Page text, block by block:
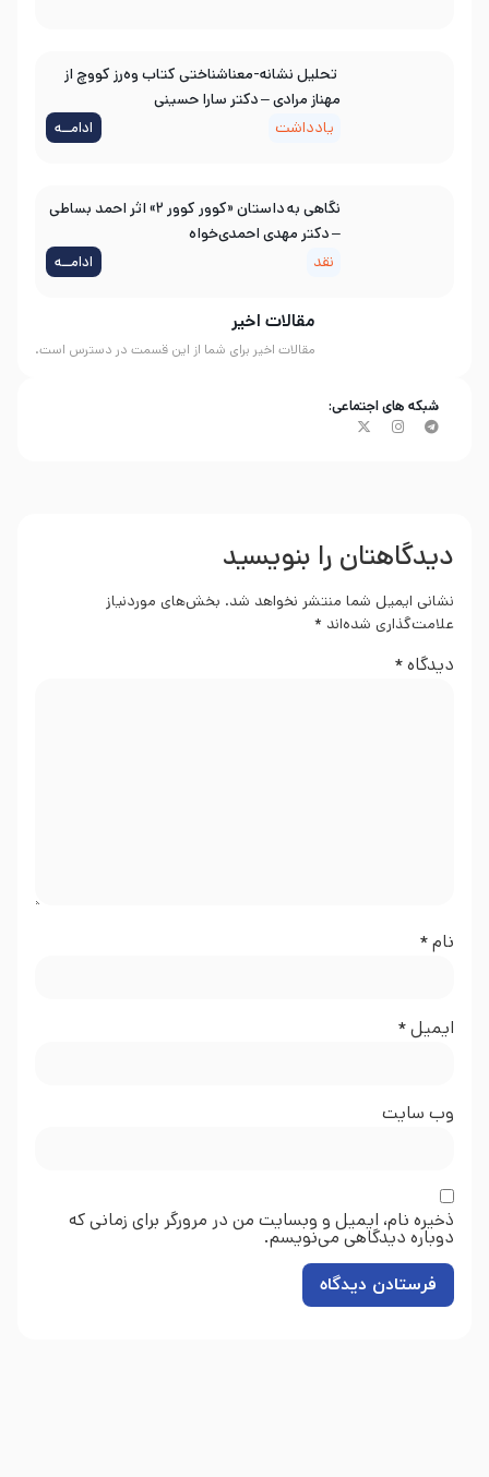
مقالات اخیر
مقالات اخیر برای شما از این قسمت در دسترس است.
تحلیل نشانه-معناشناختی کتاب وه‌رز کووچ از
مهناز مرادی – دکتر سارا حسینی
یادداشت
ادامــه
نگاهی به داستان «کوور کوور ۲» اثر احمد بساطی
– دکتر مهدی احمدی‌خواه
نقد
ادامــه
شبکه های اجتماعی:
دیدگاهتان را بنویسید
نشانی ایمیل شما منتشر نخواهد شد. بخش‌های موردنیاز
علامت‌گذاری شده‌اند *
دیدگاه*
نام*
ایمیل*
وب‌ سایت
ذخیره نام، ایمیل و وبسایت من در مرورگر برای زمانی که
دوباره دیدگاهی می‌نویسم.